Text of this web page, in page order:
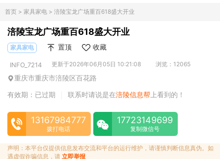
首页 > 家具家电 > 涪陵宝龙广场重百618盛大开业
涪陵宝龙广场重百618盛大开业
家具家电 置顶 收藏
INFO_7214 更新于2026年06月05日 10:21:08 浏览：12065
重庆市重庆市涪陵区百花路
有效期：已过期
联系时请说是在涪陵信息帮 上看到的！
13167984777
拨打电话
17723149699
复制微信号
声明：本平台仅提供信息发布交流和平台的运行维护，请谨慎判断信息真伪。如
遇虚假诈骗信息，请 立即举报